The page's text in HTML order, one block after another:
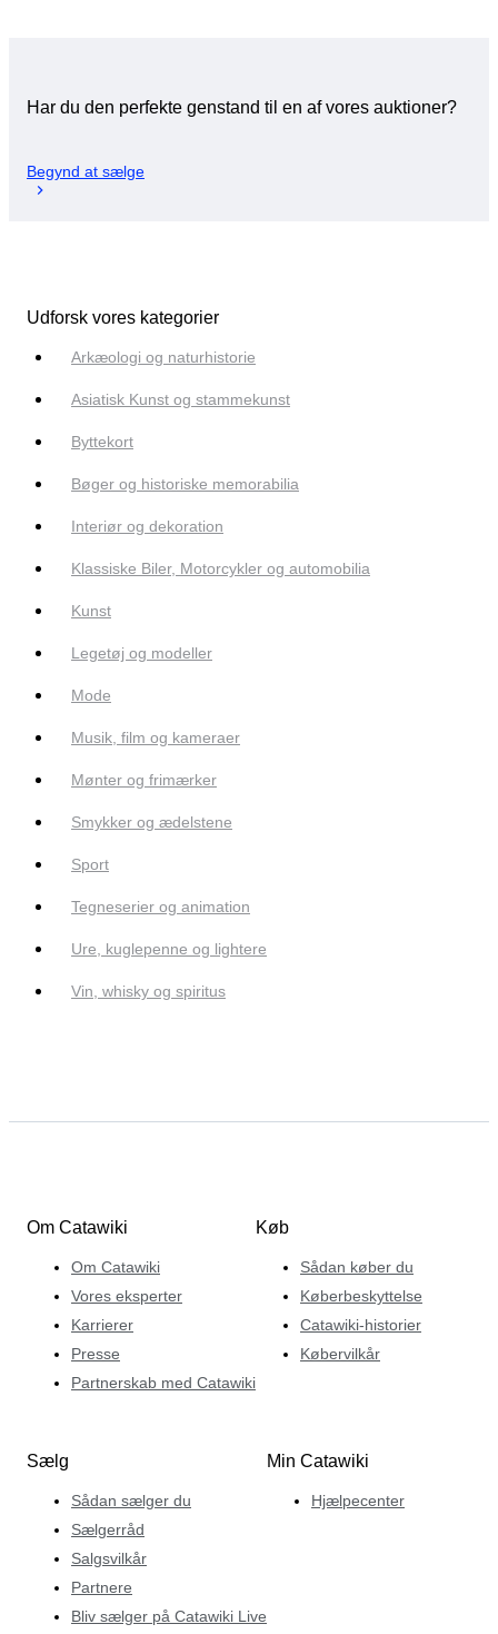
Har du den perfekte genstand til en af vores auktioner?
Begynd at sælge
Udforsk vores kategorier
Arkæologi og naturhistorie
Asiatisk Kunst og stammekunst
Byttekort
Bøger og historiske memorabilia
Interiør og dekoration
Klassiske Biler, Motorcykler og automobilia
Kunst
Legetøj og modeller
Mode
Musik, film og kameraer
Mønter og frimærker
Smykker og ædelstene
Sport
Tegneserier og animation
Ure, kuglepenne og lightere
Vin, whisky og spiritus
Om Catawiki
Om Catawiki
Vores eksperter
Karrierer
Presse
Partnerskab med Catawiki
Køb
Sådan køber du
Køberbeskyttelse
Catawiki-historier
Købervilkår
Sælg
Sådan sælger du
Sælgerråd
Salgsvilkår
Partnere
Bliv sælger på Catawiki Live
Min Catawiki
Hjælpecenter